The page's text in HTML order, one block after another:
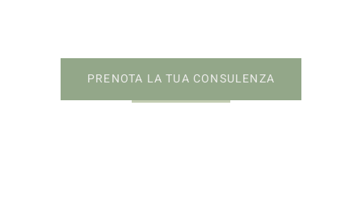
PRENOTA LA TUA CONSULENZA